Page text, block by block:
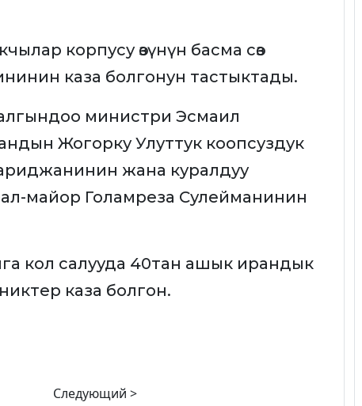
корпусу өзүнүн басма сөз
каза болгонун тастыктады.
министри Эсмаил
Жогорку Улуттук коопсуздук
жана куралдуу
майор Голамреза Сулейманинин
кол салууда 40тан ашык ирандык
каза болгон.
Следующий >